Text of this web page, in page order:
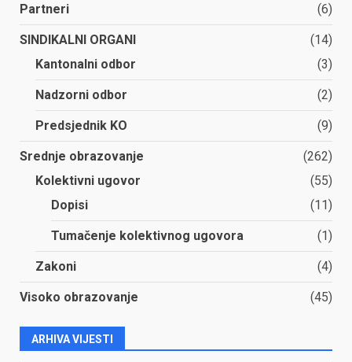
Partneri (6)
SINDIKALNI ORGANI
(14)
Kantonalni odbor
(3)
Nadzorni odbor (2)
Predsjednik KO (9)
Srednje obrazovanje
(262)
Kolektivni ugovor
(55)
Dopisi
(11)
Tumačenje kolektivnog ugovora (1)
Zakoni (4)
Visoko obrazovanje (45)
ARHIVA VIJESTI